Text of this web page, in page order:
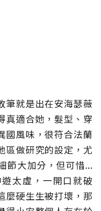
筆就是出在安海瑟薇
真適合她，髮型、穿
國風味，很符合法蘭
區做研究的設定，尤
節大加分，但可惜...
太虛，一開口就破
麼硬生生被打壞，那